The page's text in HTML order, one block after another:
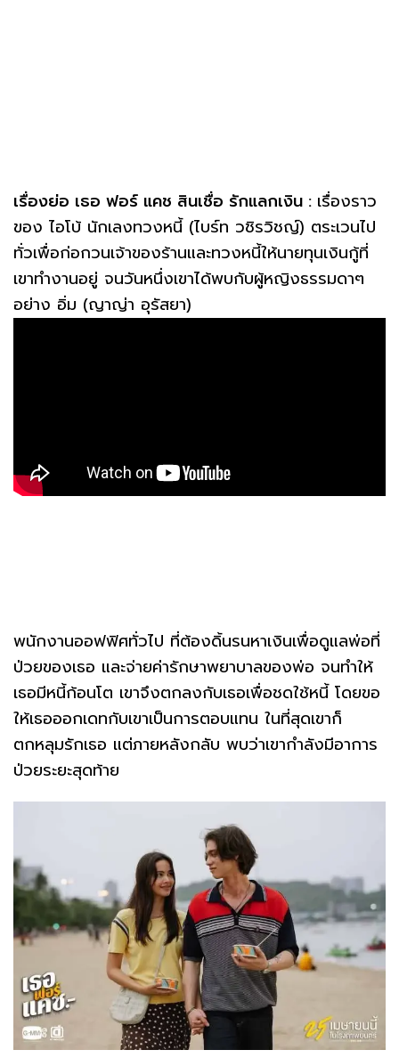
เรื่องย่อ เธอ ฟอร์ แคช สินเชื่อ รักแลกเงิน : เรื่องราว
ของ ไอโบ้ นักเลงทวงหนี้ (ไบร์ท วชิรวิชญ์) ตระเวนไป
ทั่วเพื่อก่อกวนเจ้าของร้านและทวงหนี้ให้นายทุนเงินกู้ที่
เขาทำงานอยู่ จนวันหนึ่งเขาได้พบกับผู้หญิงธรรมดาๆ
อย่าง อิ่ม (ญาญ่า อุรัสยา)
พนักงานออฟฟิศทั่วไป ที่ต้องดิ้นรนหาเงินเพื่อดูแลพ่อที่
ป่วยของเธอ และจ่ายค่ารักษาพยาบาลของพ่อ จนทำให้
เธอมีหนี้ก้อนโต เขาจึงตกลงกับเธอเพื่อชดใช้หนี้ โดยขอ
ให้เธอออกเดทกับเขาเป็นการตอบแทน ในที่สุดเขาก็
ตกหลุมรักเธอ แต่ภายหลังกลับ พบว่าเขากำลังมีอาการ
ป่วยระยะสุดท้าย